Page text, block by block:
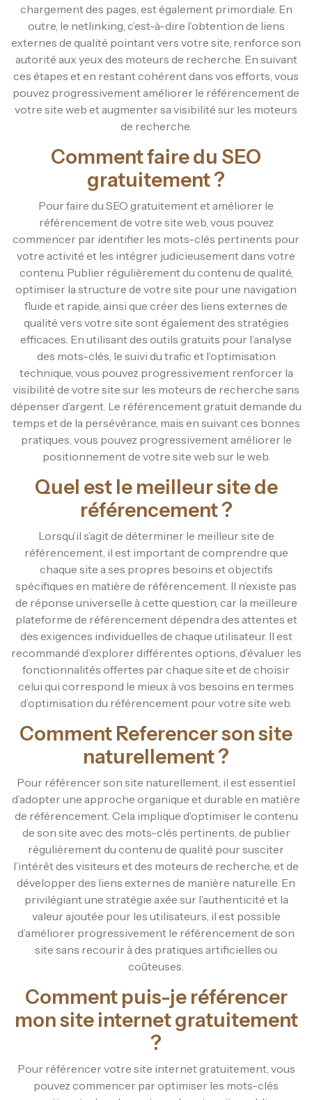
chargement des pages, est également primordiale. En
outre, le netlinking, c’est-à-dire l’obtention de liens
externes de qualité pointant vers votre site, renforce son
autorité aux yeux des moteurs de recherche. En suivant
ces étapes et en restant cohérent dans vos efforts, vous
pouvez progressivement améliorer le référencement de
votre site web et augmenter sa visibilité sur les moteurs
de recherche.
Comment faire du SEO
gratuitement ?
Pour faire du SEO gratuitement et améliorer le
référencement de votre site web, vous pouvez
commencer par identifier les mots-clés pertinents pour
votre activité et les intégrer judicieusement dans votre
contenu. Publier régulièrement du contenu de qualité,
optimiser la structure de votre site pour une navigation
fluide et rapide, ainsi que créer des liens externes de
qualité vers votre site sont également des stratégies
efficaces. En utilisant des outils gratuits pour l’analyse
des mots-clés, le suivi du trafic et l’optimisation
technique, vous pouvez progressivement renforcer la
visibilité de votre site sur les moteurs de recherche sans
dépenser d’argent. Le référencement gratuit demande du
temps et de la persévérance, mais en suivant ces bonnes
pratiques, vous pouvez progressivement améliorer le
positionnement de votre site web sur le web.
Quel est le meilleur site de
référencement ?
Lorsqu’il s’agit de déterminer le meilleur site de
référencement, il est important de comprendre que
chaque site a ses propres besoins et objectifs
spécifiques en matière de référencement. Il n’existe pas
de réponse universelle à cette question, car la meilleure
plateforme de référencement dépendra des attentes et
des exigences individuelles de chaque utilisateur. Il est
recommandé d’explorer différentes options, d’évaluer les
fonctionnalités offertes par chaque site et de choisir
celui qui correspond le mieux à vos besoins en termes
d’optimisation du référencement pour votre site web.
Comment Referencer son site
naturellement ?
Pour référencer son site naturellement, il est essentiel
d’adopter une approche organique et durable en matière
de référencement. Cela implique d’optimiser le contenu
de son site avec des mots-clés pertinents, de publier
régulièrement du contenu de qualité pour susciter
l’intérêt des visiteurs et des moteurs de recherche, et de
développer des liens externes de manière naturelle. En
privilégiant une stratégie axée sur l’authenticité et la
valeur ajoutée pour les utilisateurs, il est possible
d’améliorer progressivement le référencement de son
site sans recourir à des pratiques artificielles ou
coûteuses.
Comment puis-je référencer
mon site internet gratuitement
?
Pour référencer votre site internet gratuitement, vous
pouvez commencer par optimiser les mots-clés